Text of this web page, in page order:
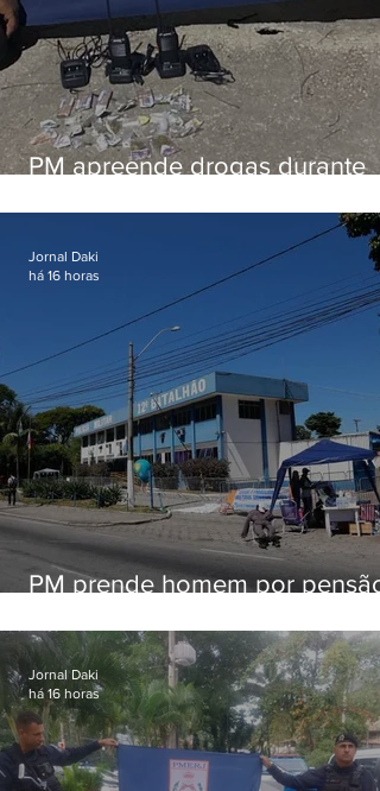
PM apreende drogas durante
PM prende homem por pensão
Jornal Daki
há 16 horas
Jornal Daki
há 16 horas